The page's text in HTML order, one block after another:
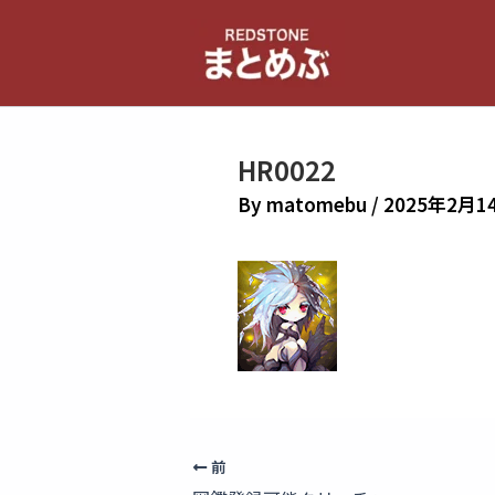
ス
HR0022
By matomebu / 2025年2月
前